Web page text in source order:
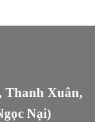
Thanh Xuân,
Nại)